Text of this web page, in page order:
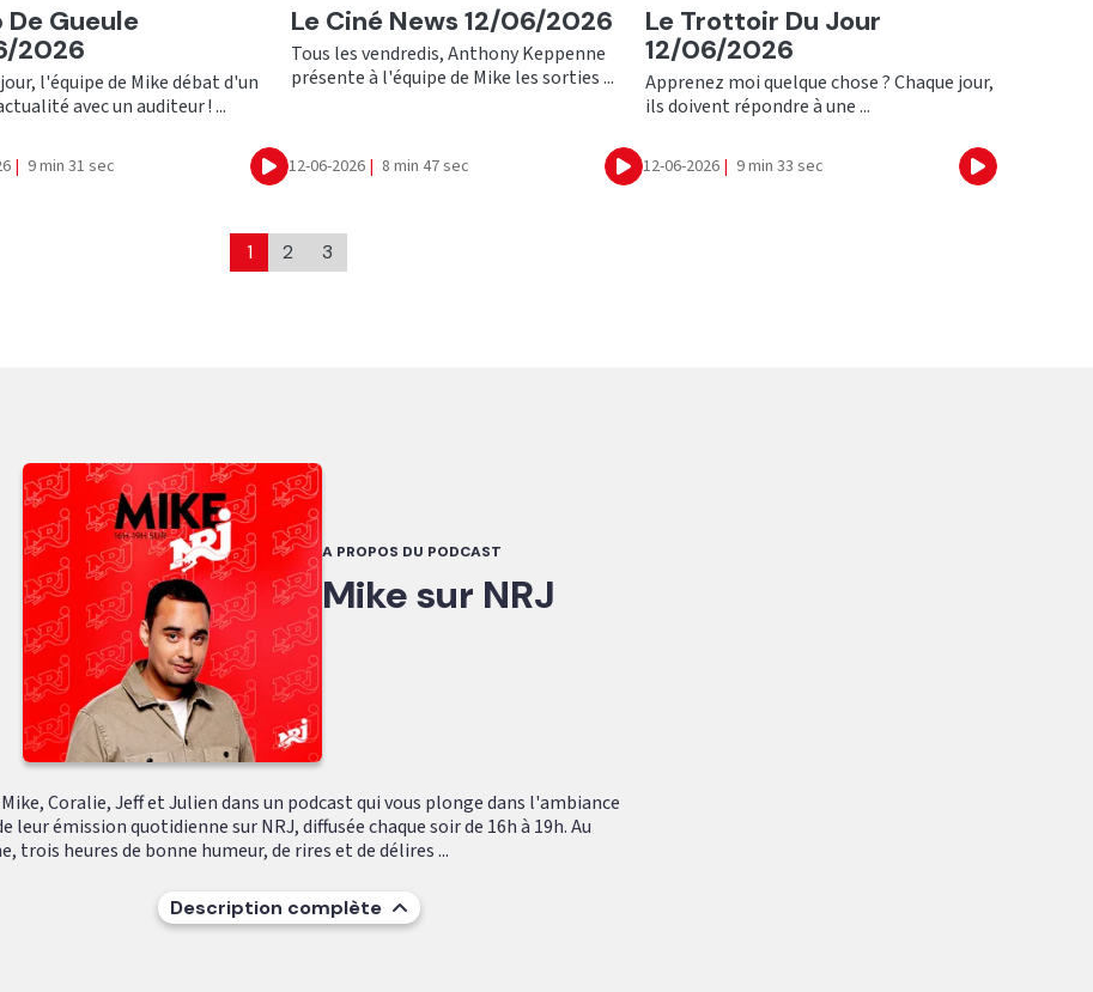
De Gueule
2026
l'équipe de Mike débat d'un
avec un auditeur ! ...
| 9 min 31 sec Ecouter
Ecouter
Le Ciné News 12/06/2026
Tous les vendredis, Anthony Keppenne
présente à l'équipe de Mike les sorties ...
12-06-2026 | 8 min 47 sec Ecouter
Ecouter
Le Trottoir Du Jour
12/06/2026
Apprenez moi quelque chose ? Chaque jour,
ils doivent répondre à une ...
12-06-2026 | 9 min 33 sec Ecouter
1 2 3
A PROPOS DU PODCAST
Mike sur NRJ
Coralie, Jeff et Julien dans un podcast qui vous plonge dans l'ambiance
leur émission quotidienne sur NRJ, diffusée chaque soir de 16h à 19h. Au
trois heures de bonne humeur, de rires et de délires ...
Description complète